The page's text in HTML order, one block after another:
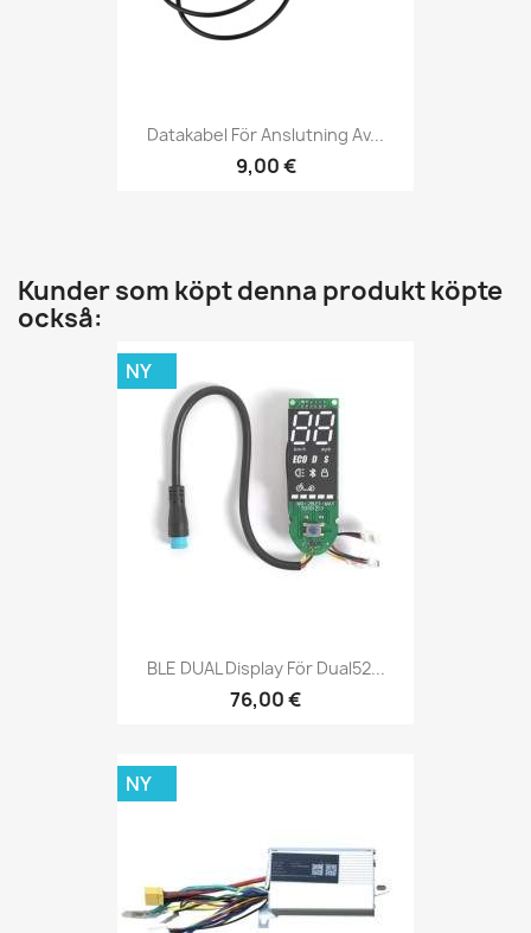
Datakabel För Anslutning Av...
9,00 €
Kunder som köpt denna produkt köpte
också:
BLE DUAL Display För Dual52...
76,00 €
NY
NY